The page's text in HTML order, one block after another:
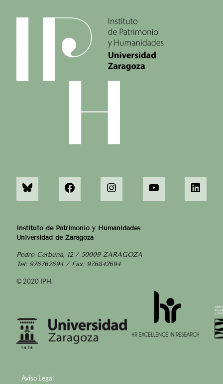
Instituto de Patrimonio y Humanidades
Universidad de Zaragoza
Pedro Cerbuna, 12 / 50009 ZARAGOZA
Tel: 976762694 / Fax: 976842694
© 2020 IPH.
Aviso Legal